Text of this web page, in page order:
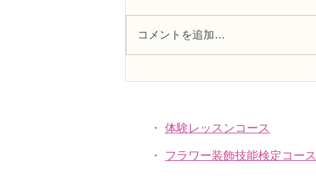
コメントを追加…
・ 体験レッスンコース
・ フラワー装飾技能検定コース